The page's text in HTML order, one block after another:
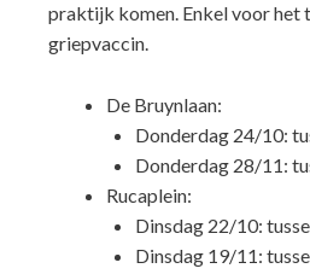
praktijk komen. Enkel voor het
griepvaccin.
De Bruynlaan:
Donderdag 24/10:
Donderdag 28/11:
Rucaplein:
Dinsdag 22/10:
Dinsdag 19/11: